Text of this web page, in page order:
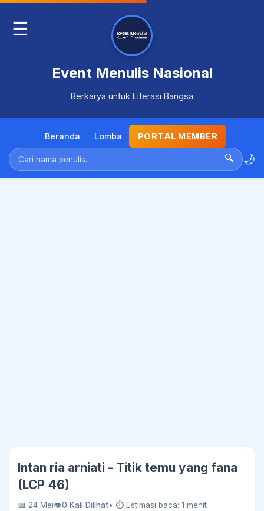
☰
Event Menulis Nasional
Berkarya untuk Literasi Bangsa
Beranda Lomba PORTAL MEMBER
🔍 🌙
Intan ria arniati - Titik temu yang fana
(LCP 46)
📅 24 Mei👁0 Kali Dilihat• ⏱ Estimasi baca: 1 menit